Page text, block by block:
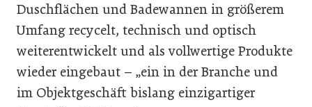
Duschflächen und Badewannen in größerem
Umfang recycelt, technisch und optisch
weiterentwickelt und als vollwertige Produkte
wieder eingebaut – „ein in der Branche und
im Objektgeschäft bislang einzigartiger